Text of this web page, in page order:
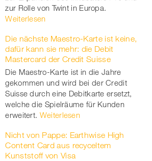
zur Rolle von Twint in Europa.
Weiterlesen
Die nächste Maestro-Karte ist keine,
dafür kann sie mehr: die Debit
Mastercard der Credit Suisse
Die Maestro-Karte ist in die Jahre
gekommen und wird bei der Credit
Suisse durch eine Debitkarte ersetzt,
welche die Spielräume für Kunden
erweitert. Weiterlesen
Nicht von Pappe: Earthwise High
Content Card aus recyceltem
Kunststoff von Visa